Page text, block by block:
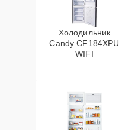
Холодильник
Candy CF184XPU
WIFI